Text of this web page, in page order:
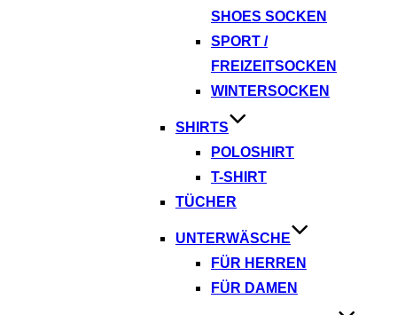
SHOES SOCKEN
SPORT /
FREIZEITSOCKEN
WINTERSOCKEN
SHIRTS
POLOSHIRT
T-SHIRT
TÜCHER
UNTERWÄSCHE
FÜR HERREN
FÜR DAMEN